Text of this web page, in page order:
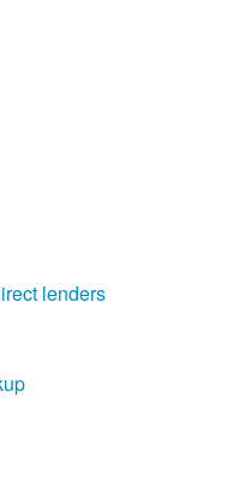
lenders